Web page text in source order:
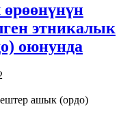
этникалык
оюнунда